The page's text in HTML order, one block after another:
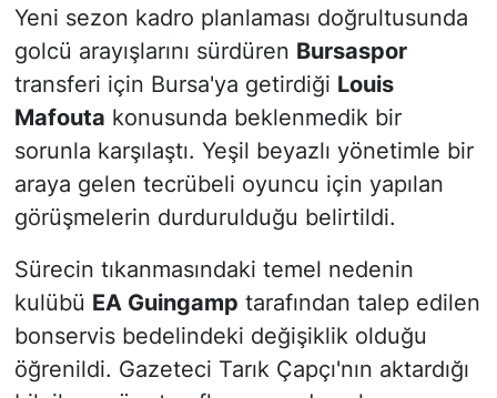
Yeni sezon kadro planlaması doğrultusunda
golcü arayışlarını sürdüren Bursaspor
transferi için Bursa'ya getirdiği Louis
Mafouta konusunda beklenmedik bir
sorunla karşılaştı. Yeşil beyazlı yönetimle bir
araya gelen tecrübeli oyuncu için yapılan
görüşmelerin durdurulduğu belirtildi.
Sürecin tıkanmasındaki temel nedenin
kulübü EA Guingamp tarafından talep edilen
bonservis bedelindeki değişiklik olduğu
öğrenildi. Gazeteci Tarık Çapçı'nın aktardığı